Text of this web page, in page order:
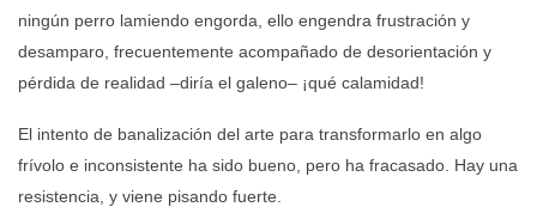
ningún perro lamiendo engorda, ello engendra frustración y
desamparo, frecuentemente acompañado de desorientación y
pérdida de realidad –diría el galeno– ¡qué calamidad!
El intento de banalización del arte para transformarlo en algo
frívolo e inconsistente ha sido bueno, pero ha fracasado. Hay una
resistencia, y viene pisando fuerte.